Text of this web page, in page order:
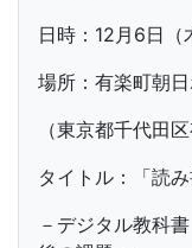
日時：12月6日（
場所：有楽町朝
（東京都千代田
タイトル：「読
－デジタル教科